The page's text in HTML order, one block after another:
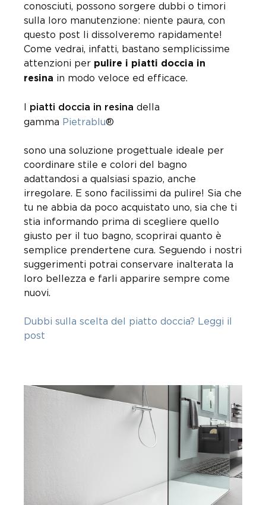
conosciuti, possono sorgere dubbi o timori
sulla loro manutenzione: niente paura, con
questo post li dissolveremo rapidamente!
Come vedrai, infatti, bastano semplicissime
attenzioni per pulire i piatti doccia in
resina in modo veloce ed efficace.
I piatti doccia in resina della
gamma Pietrablu®
sono una soluzione progettuale ideale per
coordinare stile e colori del bagno
adattandosi a qualsiasi spazio, anche
irregolare. E sono facilissimi da pulire! Sia che
tu ne abbia da poco acquistato uno, sia che ti
stia informando prima di scegliere quello
giusto per il tuo bagno, scoprirai quanto è
semplice prendertene cura. Seguendo i nostri
suggerimenti potrai conservare inalterata la
loro bellezza e farli apparire sempre come
nuovi.
Dubbi sulla scelta del piatto doccia? Leggi il
post